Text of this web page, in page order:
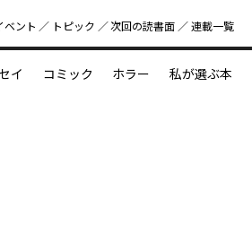
ベント トピック 次回の読書⾯ 連載一覧
イ コミック ホラー 私が選ぶ本